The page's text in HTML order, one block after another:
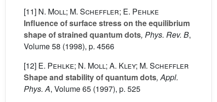
[11] N. Moll; M. Scheffler; E. Pehlke
Influence of surface stress on the equilibrium
shape of strained quantum dots, Phys. Rev. B,
Volume 58 (1998), p. 4566
[12] E. Pehlke; N. Moll; A. Kley; M. Scheffler
Shape and stability of quantum dots, Appl.
Phys. A, Volume 65 (1997), p. 525